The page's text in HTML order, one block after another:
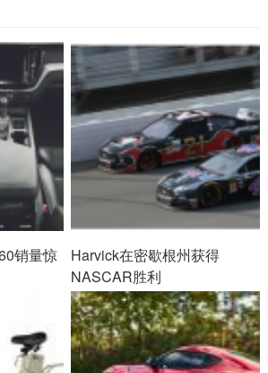
销量惊
Harvick在密歇根州获得
NASCAR胜利